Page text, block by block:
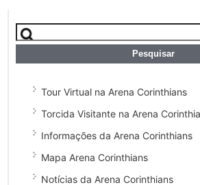
Tour Virtual na Arena Corinthians
Torcida Visitante na Arena
Informações da Arena Corinthians
Mapa Arena Corinthians
Notícias da Arena Corinthians